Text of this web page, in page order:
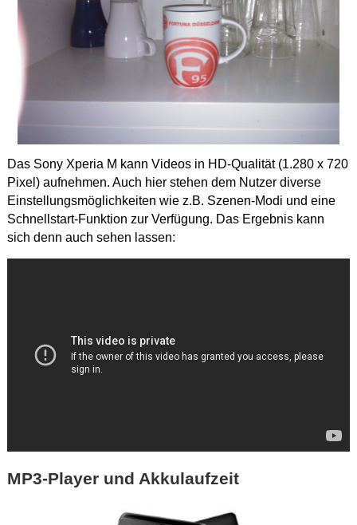
Das Sony Xperia M kann Videos in HD-Qualität (1.280 x 720
Pixel) aufnehmen. Auch hier stehen dem Nutzer diverse
Einstellungsmöglichkeiten wie z.B. Szenen-Modi und eine
Schnellstart-Funktion zur Verfügung. Das Ergebnis kann
sich denn auch sehen lassen:
MP3-Player und Akkulaufzeit